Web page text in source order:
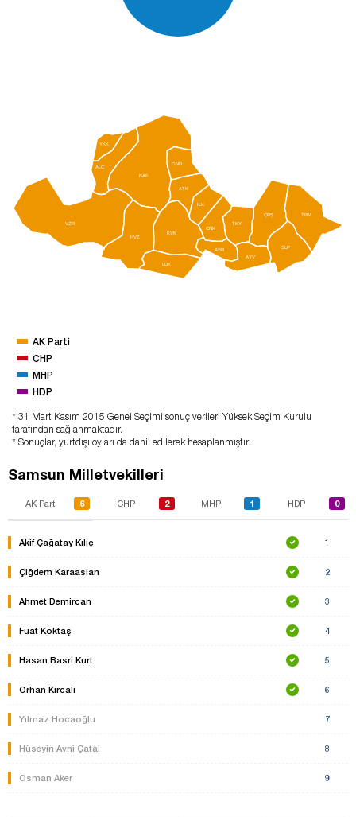
ALÇ
BAF
ÇRŞ
HVZ
KVK
LDK
TRM
VZR
ASR SLP
TKY
AYV
YKK
ATK
CNK
İLK
OND
AK Parti
CHP
MHP
HDP
* 31 Mart Kasım 2015 Genel Seçimi sonuç verileri Yüksek Seçim Kurulu
tarafından sağlanmaktadır.
* Sonuçlar, yurtdışı oyları da dahil edilerek hesaplanmıştır.
Samsun Milletvekilleri
AK Parti 6 CHP 2 MHP 1 HDP 0
Akif Çağatay Kılıç 1
Çiğdem Karaaslan 2
Ahmet Demircan 3
Fuat Köktaş 4
Hasan Basri Kurt 5
Orhan Kırcalı 6
Yılmaz Hocaoğlu 7
Hüseyin Avni Çatal 8
Osman Aker 9